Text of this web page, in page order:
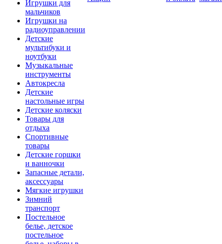
Игрушки для
мальчиков
Игрушки на
радиоуправлении
Детские
мультибуки и
ноутбуки
Музыкальные
инструменты
Автокресла
Детские
настольные игры
Детские коляски
Товары для
отдыха
Спортивные
товары
Детские горшки
и ванночки
Запасные детали,
аксессуары
Мягкие игрушки
Зимний
транспорт
Постельное
белье, детское
постельное